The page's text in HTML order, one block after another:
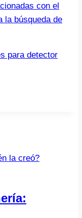
con el
la búsqueda de
para detector